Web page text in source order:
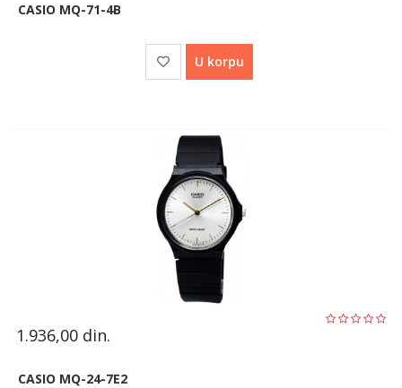
CASIO MQ-71-4B
U korpu
1.936,00 din.
CASIO MQ-24-7E2